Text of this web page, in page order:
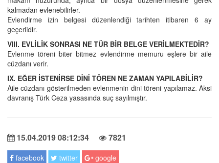
kalmadan evlenebilirler.
Evlendirme izin belgesi düzenlendiği tarihten itibaren 6 ay
geçerlidir.
VIII. EVLİLİK SONRASI NE TÜR BİR BELGE VERİLMEKTEDİR?
Evlenme töreni biter bitmez evlendirme memuru eşlere bir aile
cüzdanı verir.
IX. EĞER İSTENİRSE DİNİ TÖREN NE ZAMAN YAPILABİLİR?
Aile cüzdanı gösterilmeden evlenmenin dini töreni yapılamaz. Aksi
davranış Türk Ceza yasasında suç sayılmıştır.
15.04.2019 08:12:34 7821
facebook twitter google